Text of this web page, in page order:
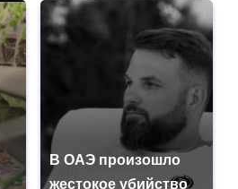
В ОАЭ произошло
жестокое убийство